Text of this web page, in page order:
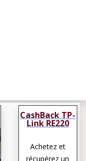
CashBack TP-
Link RE220
Achetez et
récupérez un